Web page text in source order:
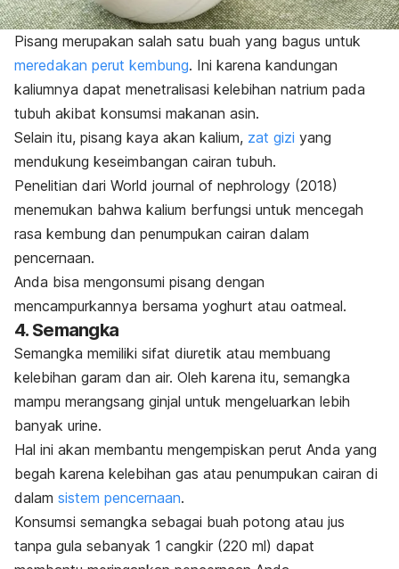
Pisang merupakan salah satu buah yang bagus untuk
meredakan perut kembung. Ini karena kandungan
kaliumnya dapat menetralisasi kelebihan natrium pada
tubuh akibat konsumsi makanan asin.
Selain itu, pisang kaya akan kalium, zat gizi yang
mendukung keseimbangan cairan tubuh.
Penelitian dari World journal of nephrology (2018)
menemukan bahwa kalium berfungsi untuk mencegah
rasa kembung dan penumpukan cairan dalam
pencernaan.
Anda bisa mengonsumi pisang dengan
mencampurkannya bersama yoghurt atau oatmeal.
4. Semangka
Semangka memiliki sifat diuretik atau membuang
kelebihan garam dan air. Oleh karena itu, semangka
mampu merangsang ginjal untuk mengeluarkan lebih
banyak urine.
Hal ini akan membantu mengempiskan perut Anda yang
begah karena kelebihan gas atau penumpukan cairan di
dalam sistem pencernaan.
Konsumsi semangka sebagai buah potong atau jus
tanpa gula sebanyak 1 cangkir (220 ml) dapat